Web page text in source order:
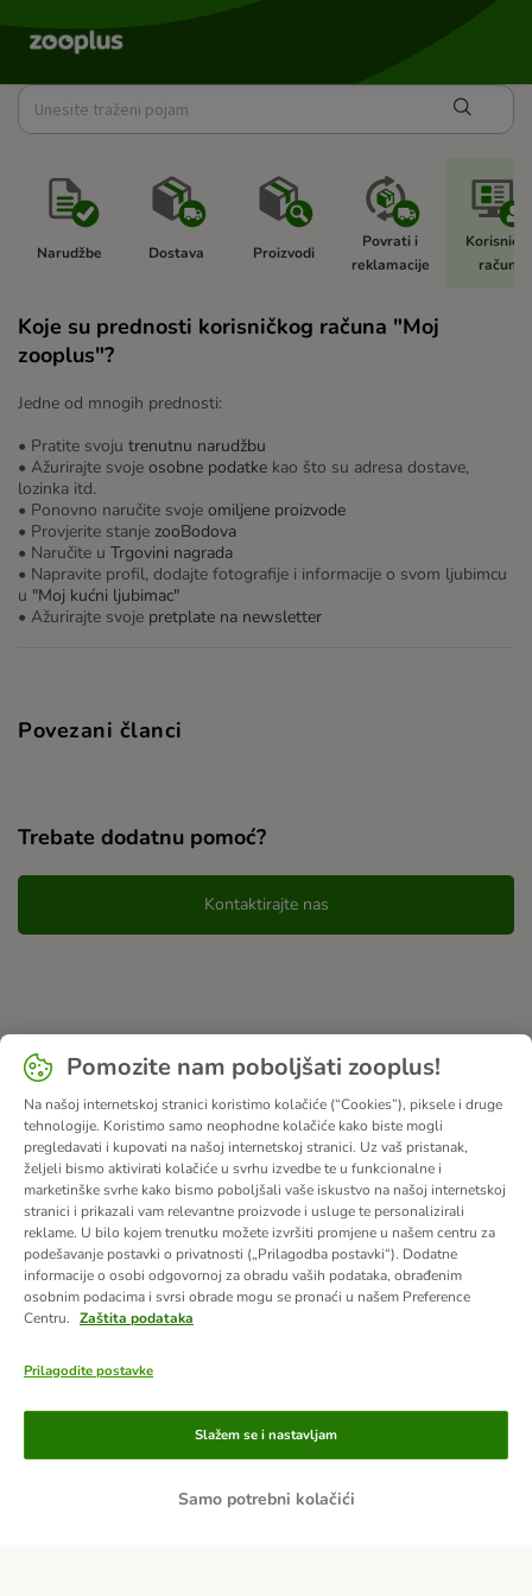
Narudžbe Dostava Proizvodi
Povrati i
reklamacije
Korisnički
račun
Koje su prednosti korisničkog računa "Moj
zooplus"?
Jedne od mnogih prednosti:
• Pratite svoju trenutnu narudžbu
• Ažurirajte svoje osobne podatke kao što su adresa dostave,
lozinka itd.
• Ponovno naručite svoje omiljene proizvode
• Provjerite stanje zooBodova
• Naručite u Trgovini nagrada
• Napravite profil, dodajte fotografije i informacije o svom ljubimcu
u "Moj kućni ljubimac"
• Ažurirajte svoje pretplate na newsletter
Povezani članci
Trebate dodatnu pomoć?
Kontaktirajte nas
Načini plaćanja
Pouzećem
Pomozite nam poboljšati zooplus!
Na našoj internetskoj stranici koristimo kolačiće (“Cookies”), piksele i druge
tehnologije. Koristimo samo neophodne kolačiće kako biste mogli
pregledavati i kupovati na našoj internetskoj stranici. Uz vaš pristanak,
željeli bismo aktivirati kolačiće u svrhu izvedbe te u funkcionalne i
marketinške svrhe kako bismo poboljšali vaše iskustvo na našoj internetskoj
stranici i prikazali vam relevantne proizvode i usluge te personalizirali
reklame. U bilo kojem trenutku možete izvršiti promjene u našem centru za
podešavanje postavki o privatnosti („Prilagodba postavki“). Dodatne
informacije o osobi odgovornoj za obradu vaših podataka, obrađenim
osobnim podacima i svrsi obrade mogu se pronaći u našem Preference
Centru. Zaštita podataka
Prilagodite postavke
Samo potrebni kolačići
Slažem se i nastavljam